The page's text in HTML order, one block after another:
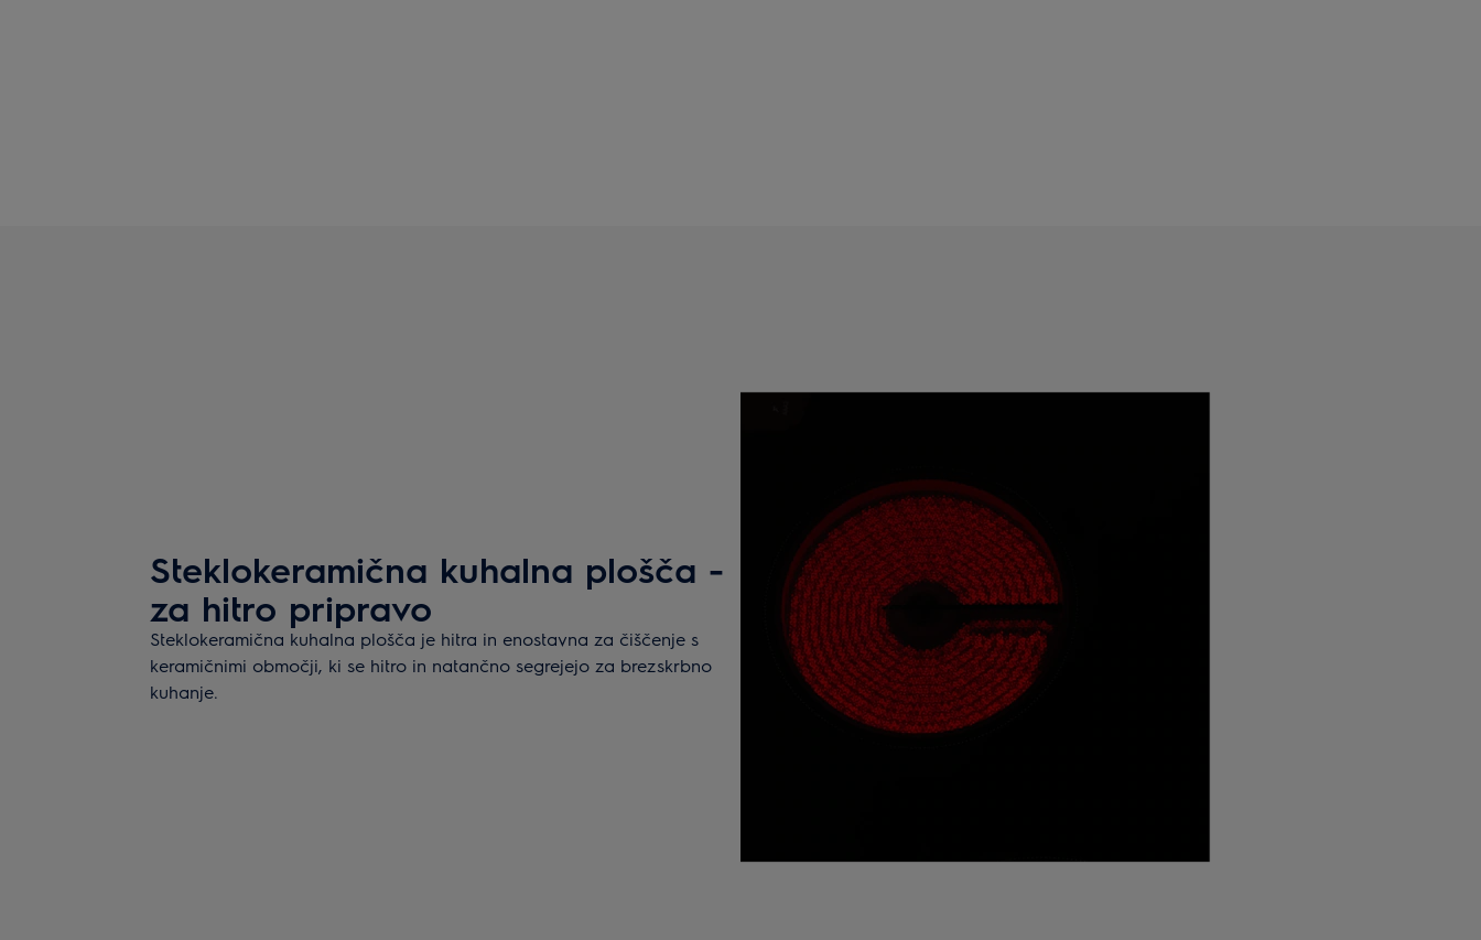
Steklokeramična kuhalna plošča -
za hitro pripravo
Steklokeramična kuhalna plošča je hitra in enostavna za čiščenje s
keramičnimi območji, ki se hitro in natančno segrejejo za brezskrbno
kuhanje.